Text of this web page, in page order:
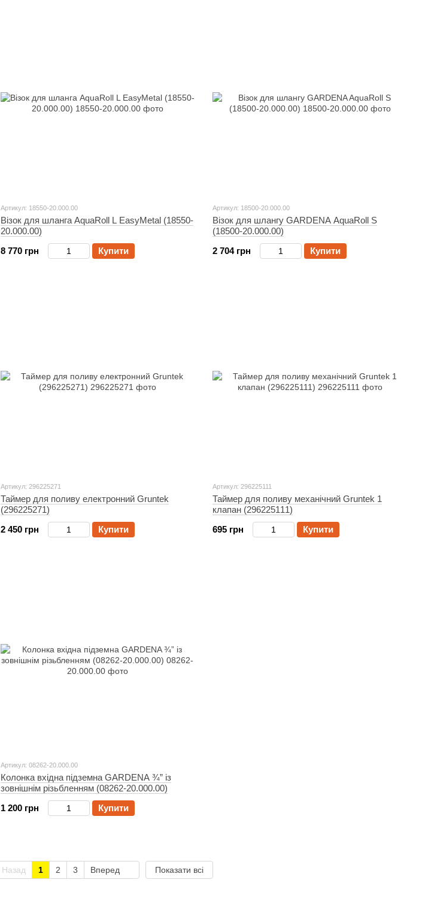
Артикул: 18550-20.000.00
Візок для шланга AquaRoll L EasyMetal (18550-
20.000.00)
8 770 грн
Купити
Артикул: 18500-20.000.00
Візок для шлангу GARDENA AquaRoll S
(18500-20.000.00)
2 704 грн
Купити
Артикул: 296225271
Таймер для поливу електронний Gruntek
(296225271)
2 450 грн
Купити
Артикул: 296225111
Таймер для поливу механічний Gruntek 1
клапан (296225111)
695 грн
Купити
Артикул: 08262-20.000.00
Колонка вхідна підземна GARDENA ¾” із
зовнішнім різьбленням (08262-20.000.00)
1 200 грн
Купити
Назад 1 2 3 Вперед Показати всі